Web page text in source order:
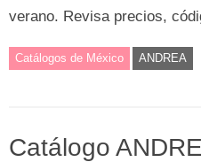
verano. Revisa precios,
Catálogos de México ANDREA
Catálogo